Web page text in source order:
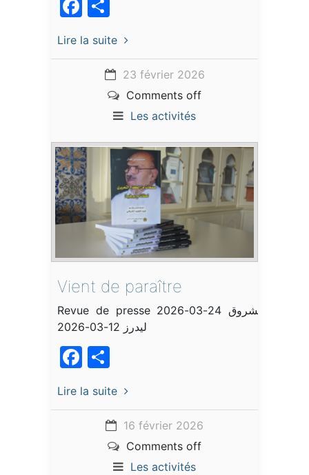
Facebook
Lire la suite
23 février 2026
Comments off
Les activités
Vient de paraître
Revue de presse الشروق 24-03-2026
ليدرز 12-03-2026
Facebook
Lire la suite
16 février 2026
Comments off
Les activités